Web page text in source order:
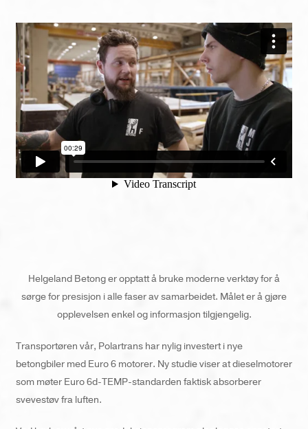
Helgeland Betong er opptatt å bruke moderne verktøy for å
sørge for presisjon i alle faser av samarbeidet. Målet er å gjøre
opplevelsen enkel og informasjon tilgjengelig.
Transportøren vår, Polartrans har nylig investert i nye
betongbiler med Euro 6 motorer. Ny studie viser at dieselmotorer
som møter Euro 6d-TEMP-standarden faktisk absorberer
svevestøv fra luften.